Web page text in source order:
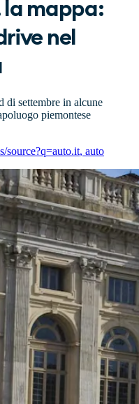
la mappa:
nel
di settembre in alcune
piemontese
source?q=auto.it, auto